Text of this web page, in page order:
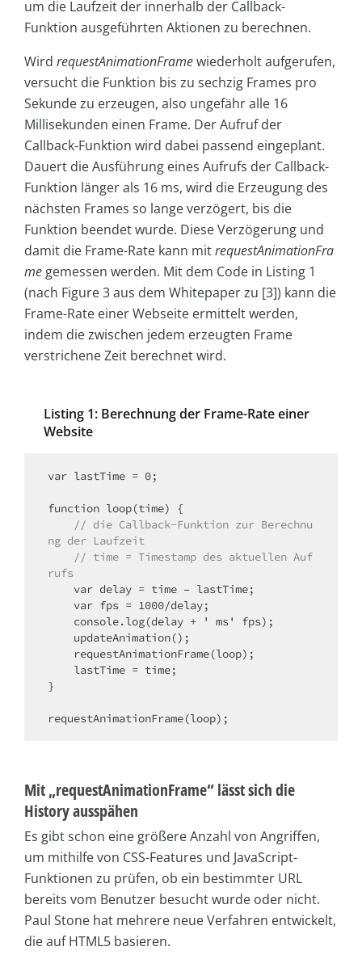
um die Laufzeit der innerhalb der Callback-
Funktion ausgeführten Aktionen zu berechnen.
Wird requestAnimationFramewiederholt aufgerufen,
versucht die Funktion bis zu sechzig Frames pro
Sekunde zu erzeugen, also ungefähr alle 16
Millisekunden einen Frame. Der Aufruf der
Callback-Funktion wird dabei passend eingeplant.
Dauert die Ausführung eines Aufrufs der Callback-
Funktion länger als 16 ms, wird die Erzeugung des
nächsten Frames so lange verzögert, bis die
Funktion beendet wurde. Diese Verzögerung und
damit die Frame-Rate kann mitrequestAnima­tionFra
me gemessen werden. Mit dem Code in Listing 1
(nach Figure 3 aus dem Whitepaper zu [3]) kann die
Frame-Rate einer Webseite ermittelt werden,
indem die zwischen jedem erzeugten Frame
verstrichene Zeit berechnet wird.
Listing 1: Berechnung der Frame-Rate einer
Website
var lastTime = 0;
ng der Laufzeit
rufs
}
requestAnimationFrame(loop);
Mit „requestAnimationFrame“ lässt sich die
History ausspähen
Es gibt schon eine größere Anzahl von Angriffen,
um mithilfe von CSS-Features und JavaScript-
Funktionen zu prüfen, ob ein bestimmter URL
bereits vom Benutzer besucht wurde oder nicht.
Paul Stone hat mehrere neue Verfahren entwickelt,
die auf HTML5 basieren.